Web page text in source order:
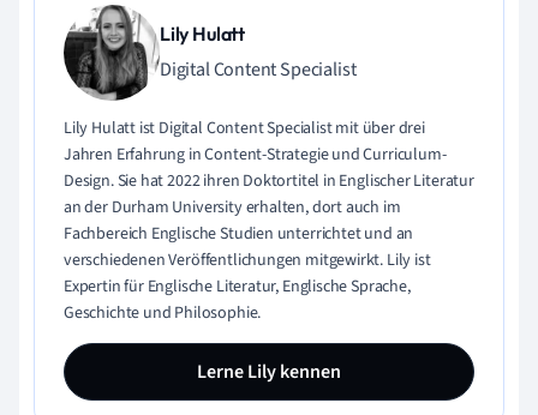
Lily Hulatt
Digital Content Specialist
Lily Hulatt ist Digital Content Specialist mit über drei
Jahren Erfahrung in Content-Strategie und Curriculum-
Design. Sie hat 2022 ihren Doktortitel in Englischer Literatur
an der Durham University erhalten, dort auch im
Fachbereich Englische Studien unterrichtet und an
verschiedenen Veröffentlichungen mitgewirkt. Lily ist
Expertin für Englische Literatur, Englische Sprache,
Geschichte und Philosophie.
Lerne Lily kennen